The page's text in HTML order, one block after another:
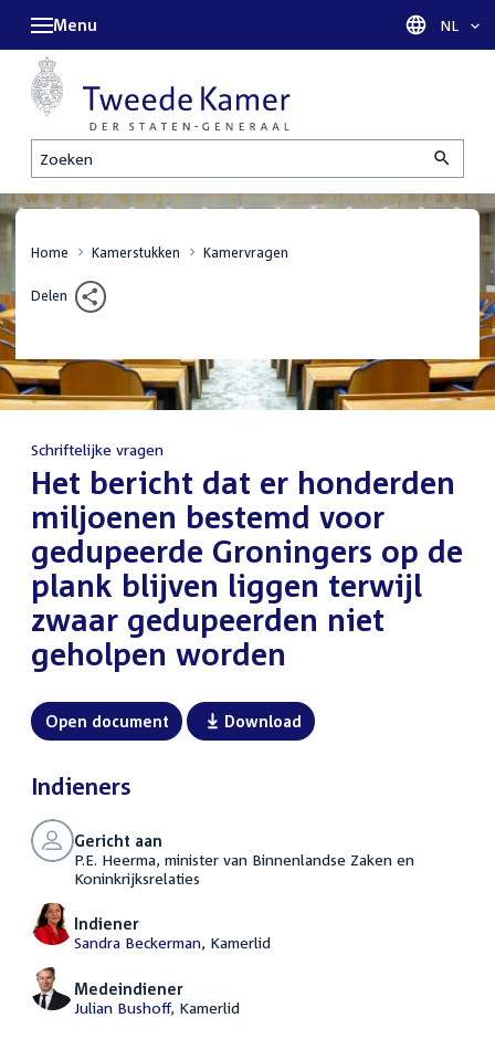
Zoeken
Menu Taal
NL
Home Kamerstukken Kamervragen
Delen
Schriftelijke vragen
:Het bericht dat er honderden
miljoenen bestemd voor
gedupeerde Groningers op de
plank blijven liggen terwijl
zwaar gedupeerden niet
geholpen worden
Open document Download
Indieners
Gericht aan
P.E. Heerma, minister van Binnenlandse Zaken en
Koninkrijksrelaties
Indiener
Sandra Beckerman, Kamerlid
Medeindiener
Julian Bushoff, Kamerlid